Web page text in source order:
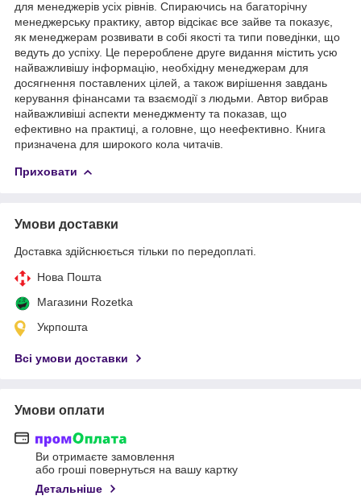
для менеджерів усіх рівнів. Спираючись на багаторічну
менеджерську практику, автор відсікає все зайве та показує,
як менеджерам розвивати в собі якості та типи поведінки, що
ведуть до успіху. Це перероблене друге видання містить усю
найважливішу інформацію, необхідну менеджерам для
досягнення поставлених цілей, а також вирішення завдань
керування фінансами та взаємодії з людьми. Автор вибрав
найважливіші аспекти менеджменту та показав, що
ефективно на практиці, а головне, що неефективно. Книга
призначена для широкого кола читачів.
Приховати
Умови доставки
Доставка здійснюється тільки по передоплаті.
Нова Пошта
Магазини Rozetka
Укрпошта
Всі умови доставки
Умови оплати
Ви отримаєте замовлення
або гроші повернуться на вашу картку
Детальніше